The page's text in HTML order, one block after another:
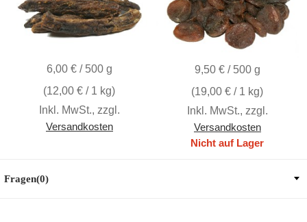
6,00 € / 500 g
(12,00 € / 1 kg)
Inkl. MwSt., zzgl.
Versandkosten
9,50 € / 500 g
(19,00 € / 1 kg)
Inkl. MwSt., zzgl.
Versandkosten
Nicht auf Lager
Fragen(0)